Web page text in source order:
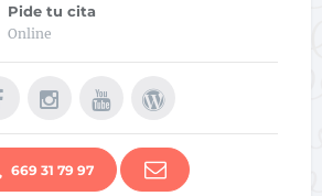
Pide tu cita
Online
669 31 79 97